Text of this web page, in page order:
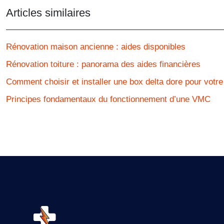
Articles similaires
Rénovation maison ancienne : aides disponibles
Rénovation toiture : panorama des aides financières
Comment choisir et installer une box delta dore pour
Principes fondamentaux du fonctionnement d’une VMC